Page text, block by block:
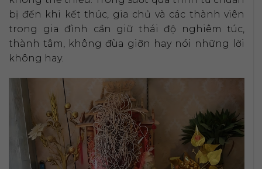
bị đến khi kết thúc, gia chủ và các thành viên
trong gia đình cần giữ thái độ nghiêm túc,
thành tâm, không đùa giỡn hay nói những lời
không hay.